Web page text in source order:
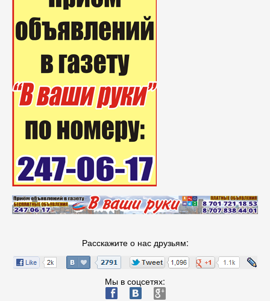
Расскажите о нас друзьям:
Мы в соцсетях:
ä æ è